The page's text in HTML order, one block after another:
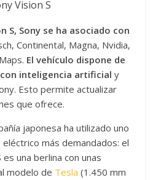
S, Sony se ha asociado con
Continental, Magna, Nvidia,
El vehículo dispone de
inteligencia artificial y
Esto permite actualizar
que ofrece.
japonesa ha utilizado uno
más demandados: el
es una berlina con unas
modelo de Tesla (1.450 mm